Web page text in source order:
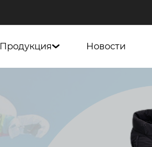
Продукция Новости